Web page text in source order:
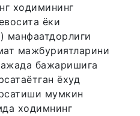
ходимининг
ёки
манфаатдорлиги
мажбуриятларини
бажаришига
ёхуд
мумкин
ходимнинг